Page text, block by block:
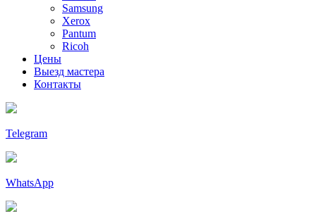
Samsung
Xerox
Pantum
Ricoh
Цены
Выезд мастера
Контакты
Telegram
WhatsApp